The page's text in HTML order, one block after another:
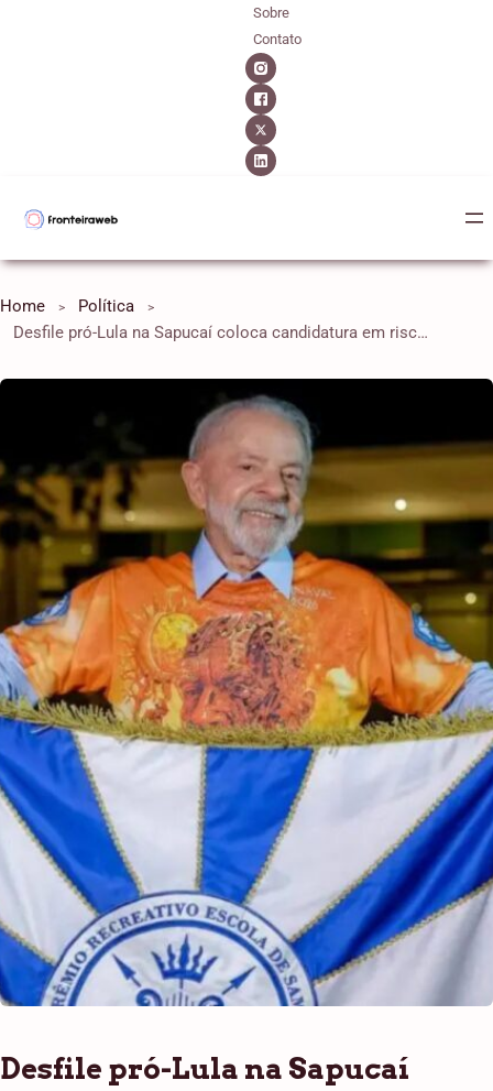
Sobre
Contato
Home
Política
Desfile pró-Lula na Sapucaí coloca candidatura em risco e pode gerar até inelegibilidade
Desfile pró-Lula na Sapucaí